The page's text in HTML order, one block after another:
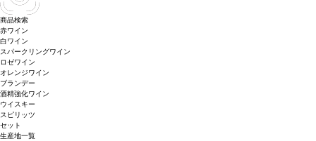
商品検索
赤ワイン
白ワイン
スパークリングワイン
ロゼワイン
オレンジワイン
ブランデー
酒精強化ワイン
ウイスキー
スピリッツ
セット
生産地一覧